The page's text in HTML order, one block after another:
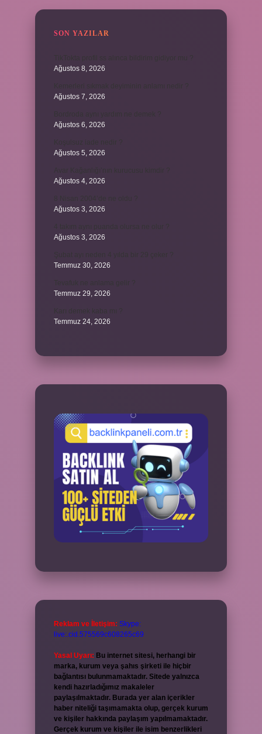
SON YAZILAR
Ağustos 8, 2026
Ağustos 7, 2026
Ağustos 6, 2026
Ağustos 5, 2026
Ağustos 4, 2026
Ağustos 3, 2026
Ağustos 3, 2026
Temmuz 30, 2026
Temmuz 29, 2026
Temmuz 24, 2026
Reklam ve İletişim: Skype:
live:.cid.575569c608265c69
Yasal Uyarı: Bu internet sitesi, herhangi bir
marka, kurum veya şahıs şirketi ile hiçbir
bağlantısı bulunmamaktadır. Sitede yalnızca
kendi hazırladığımız makaleler
paylaşılmaktadır. Burada yer alan içerikler
haber niteliği taşımamakta olup, gerçek kurum
ve kişiler hakkında paylaşım yapılmamaktadır.
Gerçek kurum ve kişiler ile isim benzerlikleri